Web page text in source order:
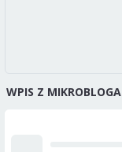
WPIS Z MIKROBLOGA